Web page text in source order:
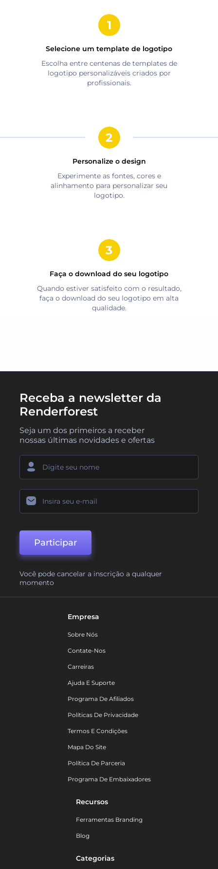
Selecione um template de logotipo
Escolha entre centenas de templates de
logotipo personalizáveis criados por
profissionais.
Personalize o design
Experimente as fontes, cores e
alinhamento para personalizar seu
logotipo.
Faça o download do seu logotipo
Quando estiver satisfeito com o resultado,
faça o download do seu logotipo em alta
qualidade.
Receba a newsletter da
Renderforest
Seja um dos primeiros a receber
nossas últimas novidades e ofertas
Participar
Você pode cancelar a inscrição a qualquer
momento
Empresa
Sobre Nós
Contate-Nos
Carreiras
Ajuda E Suporte
Programa De Afiliados
Políticas De Privacidade
Termos E Condições
Mapa Do Site
Política De Parceria
Programa De Embaixadores
Recursos
Ferramentas Branding
Blog
Categorias